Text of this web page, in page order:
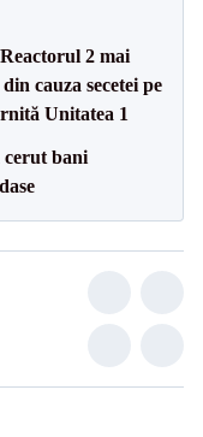
2 mai
cauza secetei pe
Unitatea 1
cerut bani